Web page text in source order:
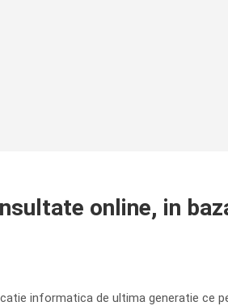
online, in
informatica de ultima generatie ce